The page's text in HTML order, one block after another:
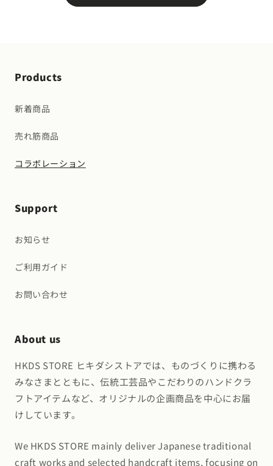
Products
新着商品
売れ筋商品
コラボレーション
Support
お知らせ
ご利用ガイド
お問い合わせ
About us
HKDS STORE ヒキダシストアでは、ものづくりに携わる
みなさまとともに、伝統工芸品やこだわりのハンドクラ
フトアイテムなど、オリジナルの企画商品を中心にお届
けしています。
We HKDS STORE mainly deliver Japanese traditional
craft works and selected handcraft items, focusing on